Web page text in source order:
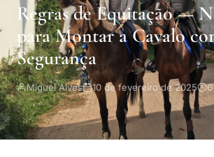
Regras de Equitação —
para Montar a Cavalo
Segurança
Miguel Alves 10 de fevereiro de 2025